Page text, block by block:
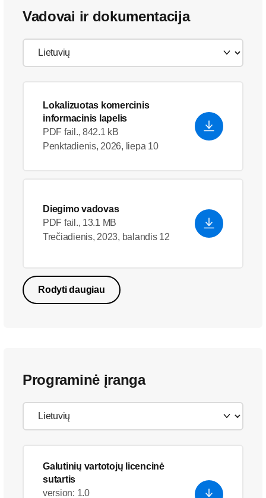
Vadovai ir dokumentacija
Lokalizuotas komercinis
informacinis lapelis
PDF fail., 842.1 kB
Penktadienis, 2026, liepa 10
Diegimo vadovas
PDF fail., 13.1 MB
Trečiadienis, 2023, balandis 12
Rodyti daugiau
Programinė įranga
Galutinių vartotojų licencinė
sutartis
version: 1.0